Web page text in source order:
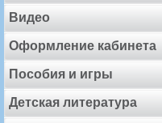
Видео
Оформление кабинета
Пособия и игры
Детская литература